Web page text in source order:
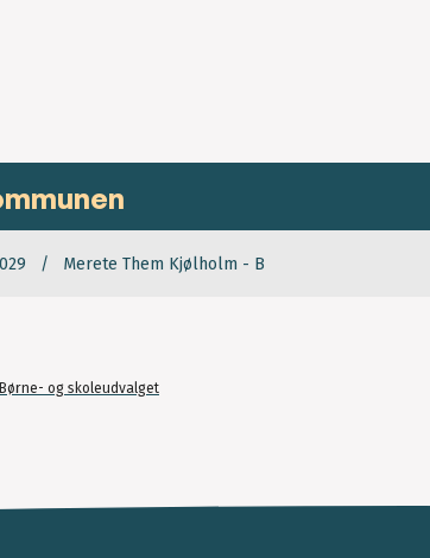
Merete Them Kjølholm - B
Børne- og skoleudvalget